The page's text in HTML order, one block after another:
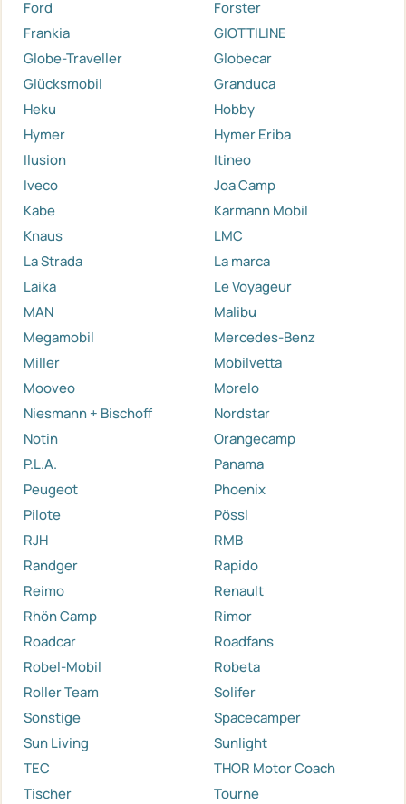
Ford
Forster
Frankia
GIOTTILINE
Globe-Traveller
Globecar
Glücksmobil
Granduca
Heku
Hobby
Hymer
Hymer Eriba
Ilusion
Itineo
Iveco
Joa Camp
Kabe
Karmann Mobil
Knaus
LMC
La Strada
La marca
Laika
Le Voyageur
MAN
Malibu
Megamobil
Mercedes-Benz
Miller
Mobilvetta
Mooveo
Morelo
Niesmann + Bischoff
Nordstar
Notin
Orangecamp
P.L.A.
Panama
Peugeot
Phoenix
Pilote
Pössl
RJH
RMB
Randger
Rapido
Reimo
Renault
Rhön Camp
Rimor
Roadcar
Roadfans
Robel-Mobil
Robeta
Roller Team
Solifer
Sonstige
Spacecamper
Sun Living
Sunlight
TEC
THOR Motor Coach
Tischer
Tourne